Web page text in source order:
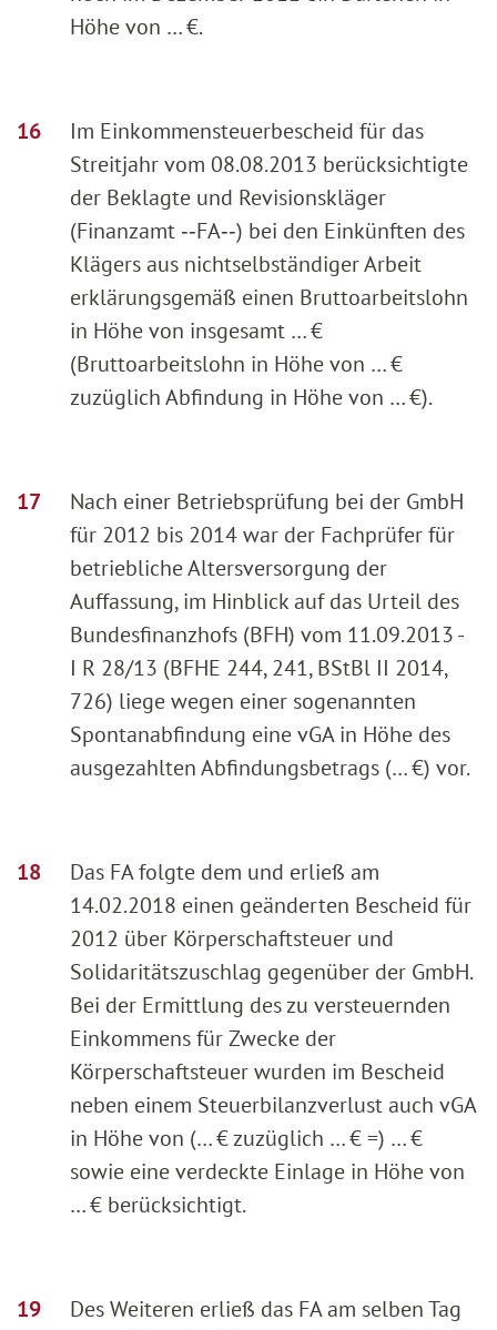
Höhe von … €.
Im Einkommensteuerbescheid für das
Streitjahr vom 08.08.2013 berücksichtigte
der Beklagte und Revisionskläger
(Finanzamt ‑‑FA‑‑) bei den Einkünften des
Klägers aus nichtselbständiger Arbeit
erklärungsgemäß einen Bruttoarbeitslohn
in Höhe von insgesamt … €
(Bruttoarbeitslohn in Höhe von … €
zuzüglich Abfindung in Höhe von … €).
Nach einer Betriebsprüfung bei der GmbH
für 2012 bis 2014 war der Fachprüfer für
betriebliche Altersversorgung der
Auffassung, im Hinblick auf das Urteil des
Bundesfinanzhofs (BFH) vom 11.09.2013 -
I R 28/13 (BFHE 244, 241, BStBl II 2014,
726) liege wegen einer sogenannten
Spontanabfindung eine vGA in Höhe des
ausgezahlten Abfindungsbetrags (… €) vor.
Das FA folgte dem und erließ am
14.02.2018 einen geänderten Bescheid für
2012 über Körperschaftsteuer und
Solidaritätszuschlag gegenüber der GmbH.
Bei der Ermittlung des zu versteuernden
Einkommens für Zwecke der
Körperschaftsteuer wurden im Bescheid
neben einem Steuerbilanzverlust auch vGA
in Höhe von (… € zuzüglich … € =) … €
sowie eine verdeckte Einlage in Höhe von
… € berücksichtigt.
Des Weiteren erließ das FA am selben Tag